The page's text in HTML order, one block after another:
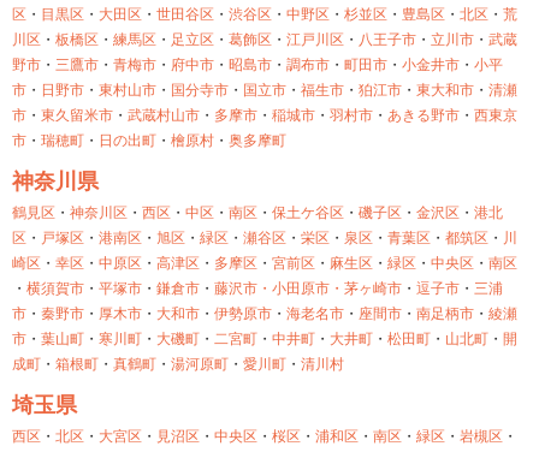
区 ・ 目黒区 ・ 大田区 ・ 世田谷区 ・ 渋谷区 ・ 中野区 ・ 杉並区 ・ 豊島区 ・ 北区 ・ 荒
川区 ・ 板橋区 ・ 練馬区 ・ 足立区 ・ 葛飾区 ・ 江戸川区 ・ 八王子市 ・ 立川市 ・ 武蔵
野市 ・ 三鷹市 ・ 青梅市 ・ 府中市 ・ 昭島市 ・ 調布市 ・ 町田市 ・ 小金井市 ・ 小平
市 ・ 日野市 ・ 東村山市 ・ 国分寺市 ・ 国立市 ・ 福生市 ・ 狛江市 ・ 東大和市 ・ 清瀬
市 ・ 東久留米市 ・ 武蔵村山市 ・ 多摩市 ・ 稲城市 ・ 羽村市 ・ あきる野市 ・ 西東京
市 ・ 瑞穂町 ・ 日の出町 ・ 檜原村 ・ 奥多摩町
神奈川県
鶴見区 ・ 神奈川区 ・ 西区 ・ 中区 ・ 南区 ・ 保土ケ谷区 ・ 磯子区 ・ 金沢区 ・ 港北
区 ・ 戸塚区 ・ 港南区 ・ 旭区 ・ 緑区 ・ 瀬谷区 ・ 栄区 ・ 泉区 ・ 青葉区 ・ 都筑区 ・ 川
崎区 ・ 幸区 ・ 中原区 ・ 高津区 ・ 多摩区 ・ 宮前区 ・ 麻生区 ・ 緑区 ・ 中央区 ・ 南区
・ 横須賀市 ・ 平塚市 ・ 鎌倉市 ・ 藤沢市・ 小田原市・ 茅ヶ崎市 ・ 逗子市 ・ 三浦
市 ・ 秦野市 ・ 厚木市 ・ 大和市 ・ 伊勢原市 ・ 海老名市 ・ 座間市 ・ 南足柄市 ・ 綾瀬
市 ・ 葉山町 ・ 寒川町 ・ 大磯町 ・ 二宮町 ・ 中井町 ・ 大井町 ・ 松田町 ・ 山北町 ・ 開
成町 ・ 箱根町 ・ 真鶴町 ・ 湯河原町 ・ 愛川町 ・ 清川村
埼玉県
西区 ・ 北区 ・ 大宮区 ・ 見沼区 ・ 中央区 ・ 桜区 ・ 浦和区 ・ 南区 ・ 緑区 ・ 岩槻区 ・